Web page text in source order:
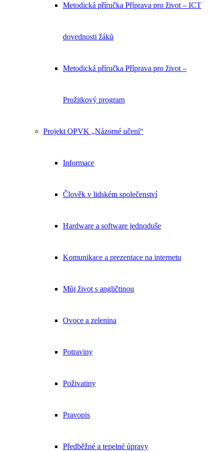
Metodická příručka Příprava pro život – ICT
dovednosti žáků
Metodická příručka Příprava pro život –
Prožitkový program
Projekt OPVK „Názorné učení“
Informace
Člověk v lidském společenství
Hardware a software jednoduše
Komunikace a prezentace na internetu
Můj život s angličtinou
Ovoce a zelenina
Potraviny
Poživatiny
Pravopis
Předběžné a tepelné úpravy